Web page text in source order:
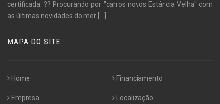
certificada. ?? Procurando por "carros novos Estância Velha" com
as últimas novidades do mer
MAPA DO SITE
Home
Empresa
Financiamento
Localização